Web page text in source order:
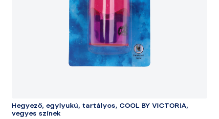
Hegyező, egylyukú, tartályos, COOL BY VICTORIA,
vegyes színek